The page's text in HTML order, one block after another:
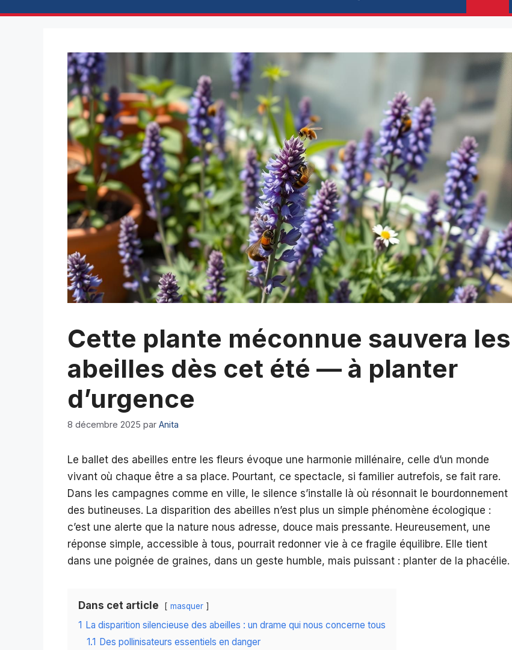
Cette plante méconnue sauvera les
abeilles dès cet été — à planter
d’urgence
8 décembre 2025 par Anita
Le ballet des abeilles entre les fleurs évoque une harmonie millénaire, celle d’un monde
vivant où chaque être a sa place. Pourtant, ce spectacle, si familier autrefois, se fait rare.
Dans les campagnes comme en ville, le silence s’installe là où résonnait le bourdonnement
des butineuses. La disparition des abeilles n’est plus un simple phénomène écologique :
c’est une alerte que la nature nous adresse, douce mais pressante. Heureusement, une
réponse simple, accessible à tous, pourrait redonner vie à ce fragile équilibre. Elle tient
dans une poignée de graines, dans un geste humble, mais puissant : planter de la phacélie.
Dans cet article masquer
1 La disparition silencieuse des abeilles : un drame qui nous concerne tous
1.1 Des pollinisateurs essentiels en danger